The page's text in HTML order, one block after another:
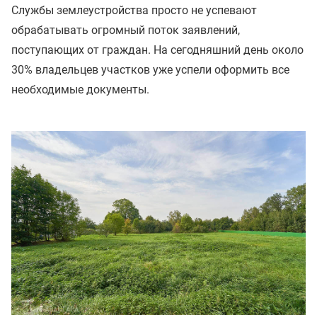
Службы землеустройства просто не успевают
обрабатывать огромный поток заявлений,
поступающих от граждан. На сегодняшний день около
30% владельцев участков уже успели оформить все
необходимые документы.